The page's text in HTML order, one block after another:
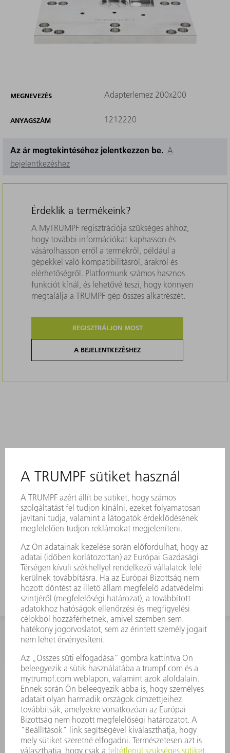
MEGNEVEZÉS Adapterlemez 200x200
ANYAGSZÁM 1212220
Az ár megtekintéséhez jelentkezzen be. A
bejelentkezéshez
Érdeklik a termékeink?
A MyTRUMPF regisztrációja szükséges ahhoz,
hogy további információkat kaphasson és
vásárolhasson erről a termékről, például a
gépekkel való kompatibilitásról, árakról és
elérhetőségről. Platformunk számos hasznos
funkciót kínál, és lehetővé teszi, hogy könnyen
megtalálja a TRUMPF gép összes alkatrészét.
REGISZTRÁLJON MOST
A BEJELENTKEZÉSHEZ
KAPCSOLAT
Szerszám
3628576045
08.00 - 16.30
szerszam@hu.trumpf.com
KAPCSOLAT
Alkatrész
3628576035
08.00 - 16.30
alkatresz@hu.trumpf.com